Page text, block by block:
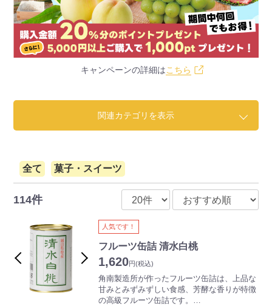
キャンペーンの詳細はこちら
関連カテゴリを表示
全て 菓子・スイーツ
114件
人気です！
フルーツ缶詰 清水白桃
1,620円(税込)
角南製造所が作ったフルーツ缶詰は、上品な
甘みとみずみずしい食感、芳酵な香りが特徴
の高級フルーツ缶詰です。